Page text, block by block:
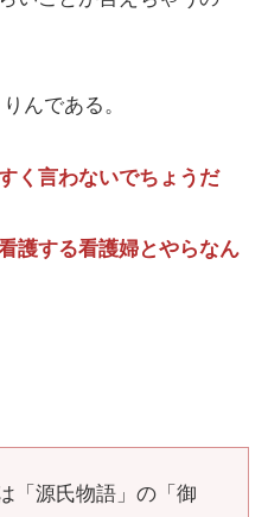
んである。
く言わないでちょうだ
護する看護婦とやらなん
「源氏物語」の「御